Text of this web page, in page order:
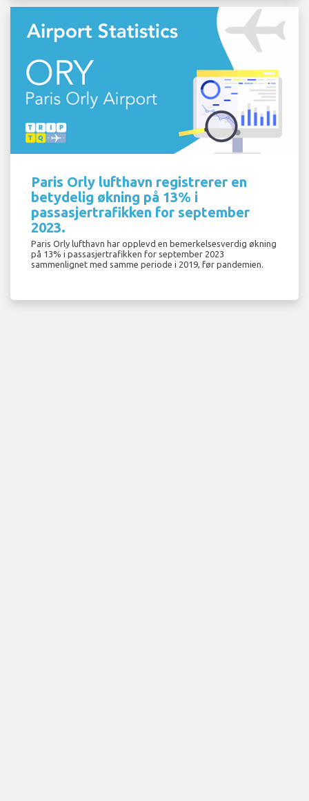
Paris Orly lufthavn registrerer en
betydelig økning på 13% i
passasjertrafikken for september
2023.
Paris Orly lufthavn har opplevd en bemerkelsesverdig økning
på 13% i passasjertrafikken for september 2023
sammenlignet med samme periode i 2019, før pandemien.